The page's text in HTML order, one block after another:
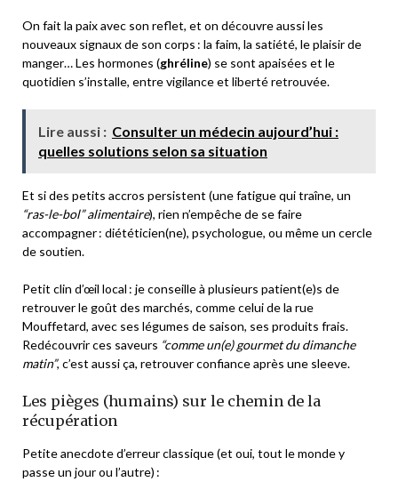
On fait la paix avec son reflet, et on découvre aussi les
nouveaux signaux de son corps : la faim, la satiété, le plaisir de
manger… Les hormones (ghréline) se sont apaisées et le
quotidien s’installe, entre vigilance et liberté retrouvée.
Lire aussi : Consulter un médecin aujourd’hui :
quelles solutions selon sa situation
Et si des petits accros persistent (une fatigue qui traîne, un
“ras-le-bol” alimentaire), rien n’empêche de se faire
accompagner : diététicien(ne), psychologue, ou même un cercle
de soutien.
Petit clin d’œil local : je conseille à plusieurs patient(e)s de
retrouver le goût des marchés, comme celui de la rue
Mouffetard, avec ses légumes de saison, ses produits frais.
Redécouvrir ces saveurs “comme un(e) gourmet du dimanche
matin”, c’est aussi ça, retrouver confiance après une sleeve.
Les pièges (humains) sur le chemin de la
récupération
Petite anecdote d’erreur classique (et oui, tout le monde y
passe un jour ou l’autre) :